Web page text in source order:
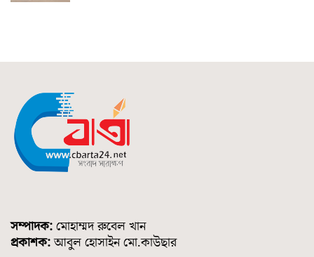
সম্পাদক: মোহাম্মদ রুবেল খান
প্রকাশক:আবুল হোসাইন মো.কাউছার